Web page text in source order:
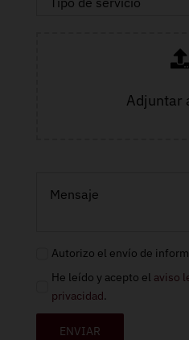
Adjuntar
Autorizo el envío de
He leído y acepto el aviso
privacidad.
ENVIAR